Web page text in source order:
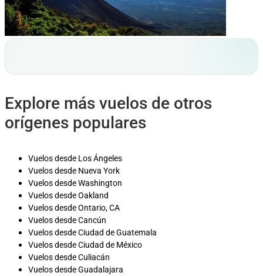
Explore más vuelos de otros
orígenes populares
Vuelos desde Los Ángeles
Vuelos desde Nueva York
Vuelos desde Washington
Vuelos desde Oakland
Vuelos desde Ontario, CA
Vuelos desde Cancún
Vuelos desde Ciudad de Guatemala
Vuelos desde Ciudad de México
Vuelos desde Culiacán
Vuelos desde Guadalajara